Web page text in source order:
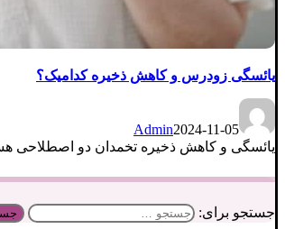
یائسگی زودرس و کاهش ذخیره کدامیک؟
Admin2024-11-05
یائسگی و کاهش ذخیره تخمدان دو اصطلاحی
جستجو برای: